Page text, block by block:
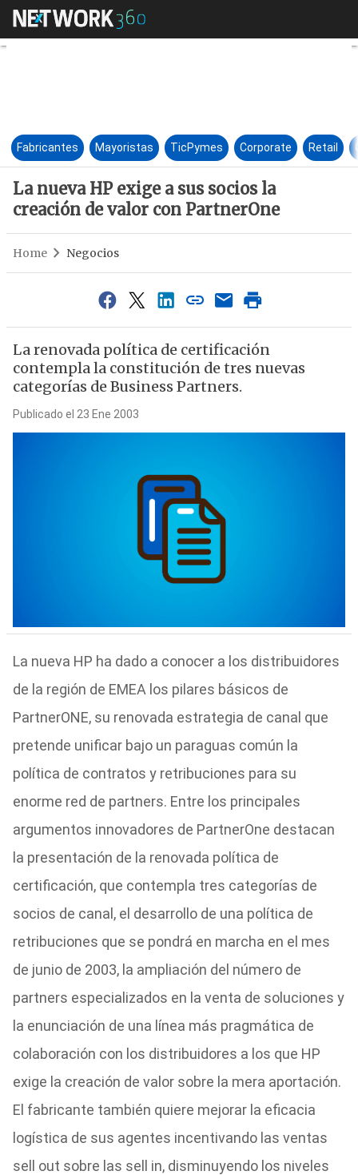
La nueva HP exige a sus
Fabricantes Mayoristas TicPymes Corporate Retail
La nueva HP exige a sus socios la
creación de valor con PartnerOne
Home Negocios
La renovada política de certificación
contempla la constitución de tres nuevas
categorías de Business Partners.
Publicado el 23 Ene 2003
La nueva HP ha dado a conocer a los distribuidores
de la región de EMEA los pilares básicos de
PartnerONE, su renovada estrategia de canal que
pretende unificar bajo un paraguas común la
política de contratos y retribuciones para su
enorme red de partners. Entre los principales
argumentos innovadores de PartnerOne destacan
la presentación de la renovada política de
certificación, que contempla tres categorías de
socios de canal, el desarrollo de una política de
retribuciones que se pondrá en marcha en el mes
de junio de 2003, la ampliación del número de
partners especializados en la venta de soluciones y
la enunciación de una línea más pragmática de
colaboración con los distribuidores a los que HP
exige la creación de valor sobre la mera aportación.
El fabricante también quiere mejorar la eficacia
logística de sus agentes incentivando las ventas
sell out sobre las sell in, disminuyendo los niveles